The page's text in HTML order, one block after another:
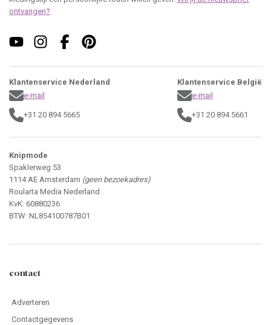
ontvangen?
Klantenservice Nederland
e-mail
+31 20 894 5665
Klantenservice België
e-mail
+31 20 894 5661
Knipmode
Spaklerweg 53
1114 AE Amsterdam (geen bezoekadres)
Roularta Media Nederland
KvK: 60880236
BTW: NL854100787B01
contact
Adverteren
Contactgegevens